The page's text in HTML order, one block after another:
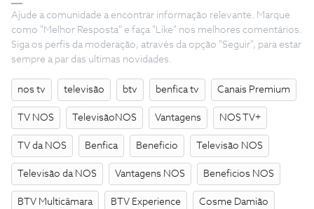
Ajude a comunidade a encontrar informação relevante. Marque
como "Melhor Resposta" e faça "Like" nos melhores comentários.
Siga os perfis da moderação, através da opção "Seguir", para estar
sempre a par das ultimas novidades.
nos tv televisão btv benfica tv Canais Premium
TV NOS TelevisãoNOS Vantagens NOS TV+
TV da NOS Benfica Beneficio Televisão NOS
Televisão da NOS Vantagens NOS Beneficios NOS
BTV Multicâmara BTV Experience Cosme Damião